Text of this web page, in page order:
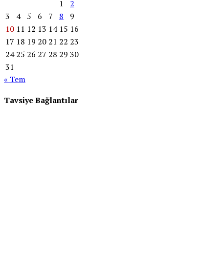
1
2
3
4 5 6 7 8
9
10 11 12 13 14 15 16
17 18 19 20 21 22 23
24 25 26 27 28 29 30
31
« Tem
Tavsiye Bağlantılar